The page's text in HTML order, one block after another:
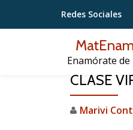
Saltar
Redes Sociales
Enamórate
CLASE
Marivi